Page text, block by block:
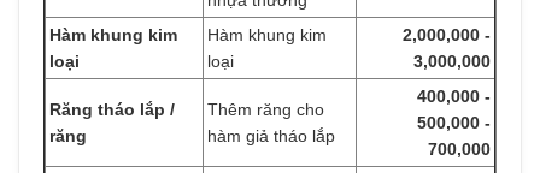
Hàm khung kim
loại
Hàm khung kim
loại
2,000,000 -
3,000,000
Răng tháo lắp /
răng
Thêm răng cho
hàm giả tháo lắp
400,000 -
500,000 -
700,000